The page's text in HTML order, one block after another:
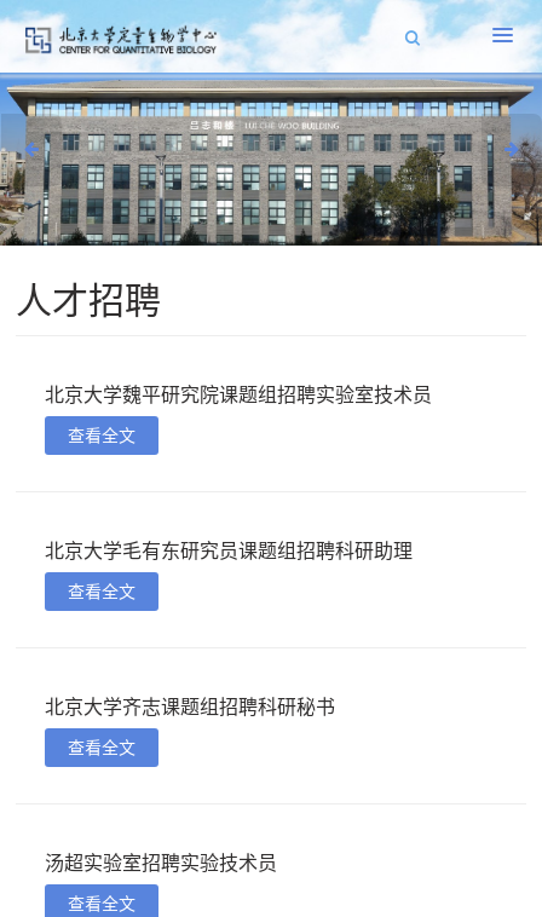
人才招聘
北京大学魏平研究院课题组招聘实验室技术员
查看全文
北京大学毛有东研究员课题组招聘科研助理
查看全文
北京大学齐志课题组招聘科研秘书
查看全文
汤超实验室招聘实验技术员
查看全文